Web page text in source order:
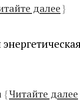
далее}
{Читайте далее